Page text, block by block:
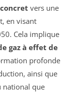
vers une
en visant
Cela implique
gaz à effet de
profonde
ainsi que
national que